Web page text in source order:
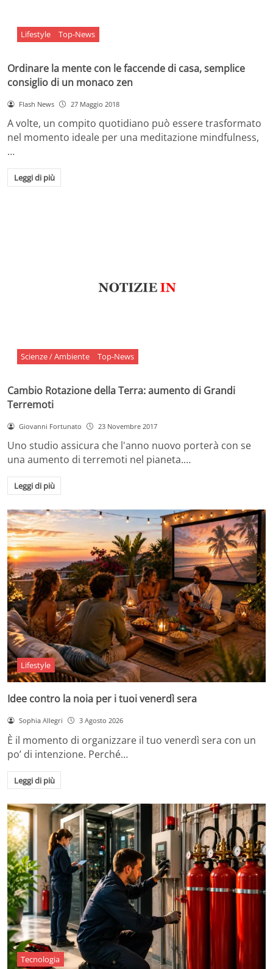
Lifestyle Top-News
Ordinare la mente con le faccende di casa, semplice
consiglio di un monaco zen
Flash News 27 Maggio 2018
A volte, un compito quotidiano può essere trasformato
nel momento ideale per una meditazione mindfulness,
…
Leggi di più
Scienze / Ambiente Top-News
Cambio Rotazione della Terra: aumento di Grandi
Terremoti
Giovanni Fortunato 23 Novembre 2017
Uno studio assicura che l'anno nuovo porterà con se
una aumento di terremoti nel pianeta.…
Leggi di più
Lifestyle
Idee contro la noia per i tuoi venerdì sera
Sophia Allegri 3 Agosto 2026
È il momento di organizzare il tuo venerdì sera con un
po’ di intenzione. Perché…
Leggi di più
Tecnologia